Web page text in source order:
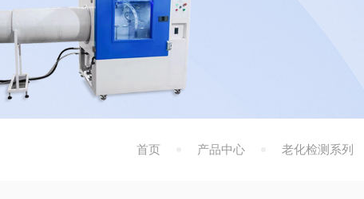
首页 产品中心 老化检测系列